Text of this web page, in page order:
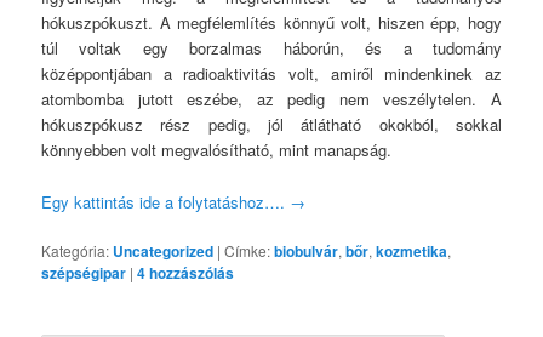
hókuszpókuszt. A megfélemlítés könnyű volt, hiszen épp, hogy
túl voltak egy borzalmas háborún, és a tudomány
középpontjában a radioaktivitás volt, amiről mindenkinek az
atombomba jutott eszébe, az pedig nem veszélytelen. A
hókuszpókusz rész pedig, jól átlátható okokból, sokkal
könnyebben volt megvalósítható, mint manapság.
Egy kattintás ide a folytatáshoz…. →
Kategória: Uncategorized |Címke:biobulvár,bőr,kozmetika,
szépségipar |4hozzászólás